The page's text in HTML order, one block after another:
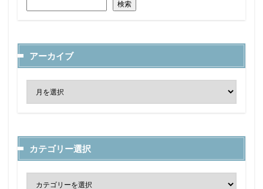
検索
アーカイブ
カテゴリー選択